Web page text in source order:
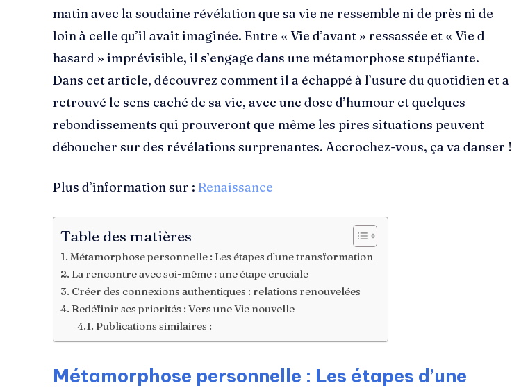
matin avec la soudaine révélation que sa vie ne ressemble ni de près ni de
loin à celle qu’il avait imaginée. Entre « Vie d’avant » ressassée et « Vie d
hasard » imprévisible, il s’engage dans une métamorphose stupéfiante.
Dans cet article, découvrez comment il a échappé à l’usure du quotidien et a
retrouvé le sens caché de sa vie, avec une dose d’humour et quelques
rebondissements qui prouveront que même les pires situations peuvent
déboucher sur des révélations surprenantes. Accrochez-vous, ça va danser !
Plus d’information sur : Renaissance
Table des matières
Métamorphose personnelle : Les étapes d’une transformation
La rencontre avec soi-même : une étape cruciale
Créer des connexions authentiques : relations renouvelées
Redéfinir ses priorités : Vers une Vie nouvelle
Publications similaires :
Métamorphose personnelle : Les étapes d’une